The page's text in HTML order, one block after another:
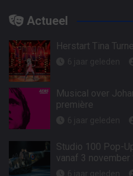
Actueel
Herstart Tina
Musical over
première
Studio 100 Pop-
vanaf 3